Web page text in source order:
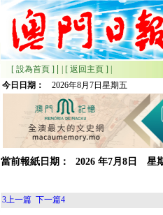
[ 設為首頁 ] [ 返回主頁 ]
今日日期：
2026年8月7日星期五
當前報紙日期： 2026 年7月 8日 星
3上一篇 下一篇4